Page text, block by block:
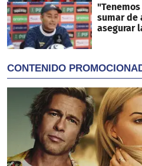
sumar de
asegurar